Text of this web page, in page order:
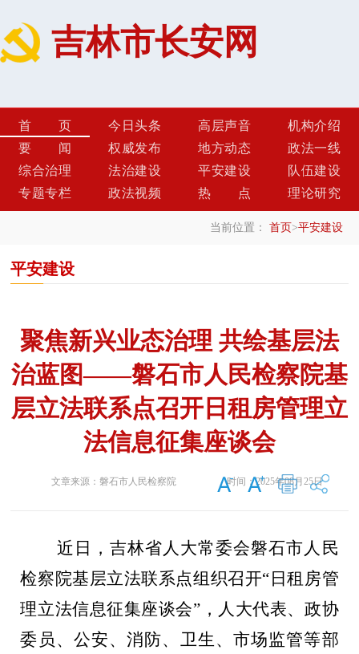
吉林市长安网
首页 今日头条 高层声音
机构介绍
要闻
权威发布 地方动态
政法一线
综合治理
法治建设 平安建设
队伍建设
专题专栏
政法视频 热点 理论研究
当前位置： 首页>平安建设
平安建设
聚焦新兴业态治理 共绘基层法
治蓝图——磐石市人民检察院基
层立法联系点召开日租房管理立
法信息征集座谈会
文章来源：磐石市人民检察院 时间：2025年08月25日
近日，吉林省人大常委会磐石市人民
检察院基层立法联系点组织召开“日租房管
理立法信息征集座谈会”，人大代表、政协
委员、公安、消防、卫生、市场监管等部